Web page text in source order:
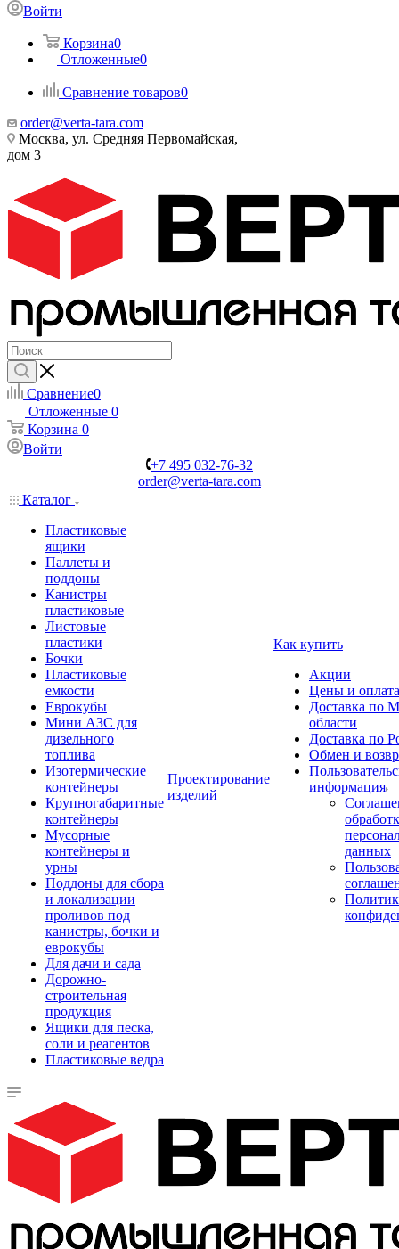
Войти
Корзина0
Отложенные0
Сравнение товаров0
order@verta-tara.com
Москва, ул. Средняя Первомайская,
дом 3
Сравнение0
Отложенные 0
Корзина 0
Войти
+7 495 032-76-32
order@verta-tara.com
Каталог
Пластиковые
ящики
Паллеты и
поддоны
Канистры
пластиковые
Листовые
пластики
Бочки
Пластиковые
емкости
Еврокубы
Мини АЗС для
дизельного
топлива
Изотермические
контейнеры
Крупногабаритные
контейнеры
Мусорные
контейнеры и
урны
Поддоны для сбора
и локализации
проливов под
канистры, бочки и
еврокубы
Для дачи и сада
Дорожно-
строительная
продукция
Ящики для песка,
соли и реагентов
Пластиковые ведра
Проектирование
изделий
Как купить
Акции
Цены и оплата
Доставка по
области
Доставка по
Обмен и
информация
данных